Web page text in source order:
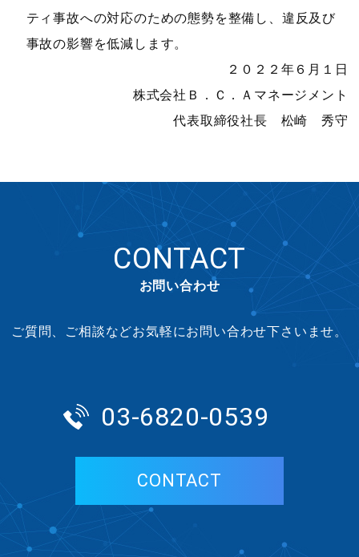
ティ事故への対応のための態勢を整備し、違反及び
事故の影響を低減します。
２０２２年６月１日
株式会社Ｂ．Ｃ．Ａマネージメント
代表取締役社長 松崎 秀守
CONTACT
お問い合わせ
ご質問、ご相談などお気軽にお問い合わせ下さいませ。
03-6820-0539
CONTACT